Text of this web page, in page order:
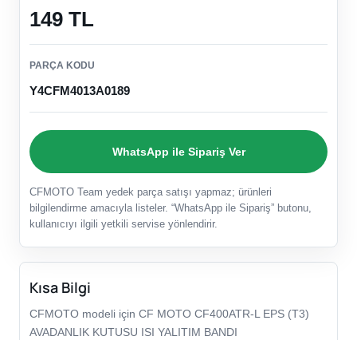
149 TL
PARÇA KODU
Y4CFM4013A0189
WhatsApp ile Sipariş Ver
CFMOTO Team yedek parça satışı yapmaz; ürünleri
bilgilendirme amacıyla listeler. “WhatsApp ile Sipariş” butonu,
kullanıcıyı ilgili yetkili servise yönlendirir.
Kısa Bilgi
CFMOTO modeli için CF MOTO CF400ATR-L EPS (T3)
AVADANLIK KUTUSU ISI YALITIM BANDI